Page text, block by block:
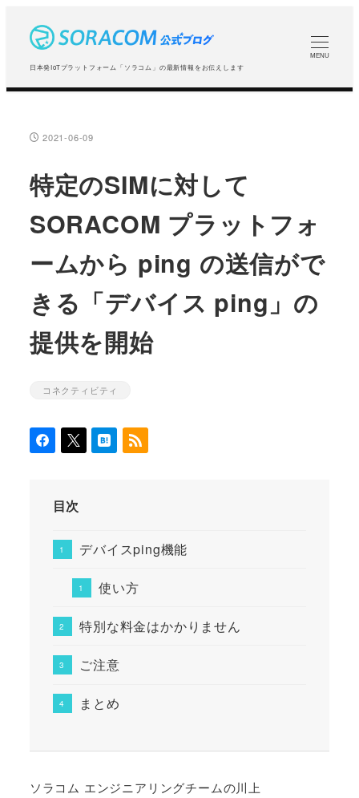
コ
日本発IoTプラットフォーム「ソラコム」の最新情報をお伝えします
MENU
投稿日
2021-06-09
特定のSIMに対して
SORACOM プラットフォ
ームから ping の送信がで
きる「デバイス ping」の
提供を開始
カテゴリー
コネクティビティ
目次
デバイスping機能
使い方
特別な料金はかかりません
ご注意
まとめ
ソラコム エンジニアリングチームの川上